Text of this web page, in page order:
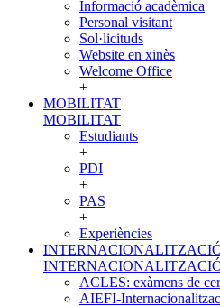
Informació acadèmica
Personal visitant
Sol·licituds
Website en xinès
Welcome Office
+
MOBILITAT
MOBILITAT
Estudiants
+
PDI
+
PAS
+
Experiències
ACLES: exàmens de
AIEFI-